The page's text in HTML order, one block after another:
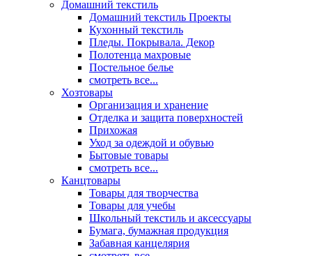
Домашний текстиль
Домашний текстиль Проекты
Кухонный текстиль
Пледы. Покрывала. Декор
Полотенца махровые
Постельное белье
смотреть все...
Хозтовары
Организация и хранение
Отделка и защита поверхностей
Прихожая
Уход за одеждой и обувью
Бытовые товары
смотреть все...
Канцтовары
Товары для творчества
Товары для учебы
Школьный текстиль и аксессуары
Бумага, бумажная продукция
Забавная канцелярия